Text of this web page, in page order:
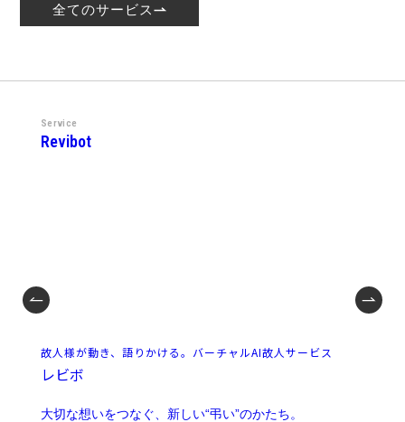
全てのサービス
Service
Revibot
故人様が動き、語りかける。バーチャルAI故人サービス
レビボ
大切な想いをつなぐ、新しい“弔い”のかたち。